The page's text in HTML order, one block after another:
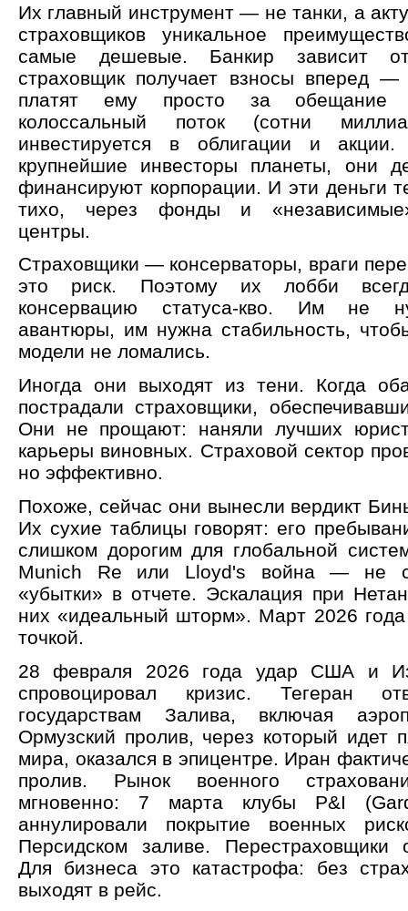
Их главный инструмент — не танки, а
страховщиков уникальное
самые дешевые. Банкир зависит
страховщик получает взносы вперед
платят ему просто за обещание
колоссальный поток (сотни
инвестируется в облигации и
крупнейшие инвесторы планеты, они
финансируют корпорации. И эти деньги
тихо, через фонды и
центры.
Страховщики — консерваторы, враги
это риск. Поэтому их лобби
консервацию статуса-кво. Им не
авантюры, им нужна стабильность,
модели не ломались.
Иногда они выходят из тени. Когда
пострадали страховщики,
Они не прощают: наняли лучших
карьеры виновных. Страховой сектор
но эффективно.
Похоже, сейчас они вынесли вердикт
Их сухие таблицы говорят: его
слишком дорогим для глобальной
Munich Re или Lloyd's война — не
«убытки» в отчете. Эскалация при
них «идеальный шторм». Март 2026 года
точкой.
28 февраля 2026 года удар США и
спровоцировал кризис. Тегеран
государствам Залива, включая
Ормузский пролив, через который идет
мира, оказался в эпицентре. Иран
пролив. Рынок военного
мгновенно: 7 марта клубы P&I
аннулировали покрытие военных
Персидском заливе. Перестраховщики
Для бизнеса это катастрофа: без
выходят в рейс.